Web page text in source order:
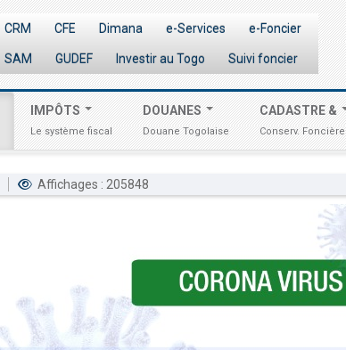
CRM CFE Dimana e-Services e-Foncier
SAM GUDEF Investir au Togo Suivi foncier
IMPÔTS
Le système fiscal
DOUANES
Douane Togolaise
CADASTRE &
Conserv. Foncière
Affichages : 205848